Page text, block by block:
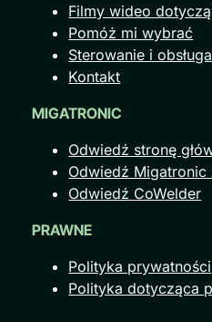
Filmy wideo
Pomóż mi wybrać
Sterowanie i obsługa
Kontakt
MIGATRONIC
Odwiedź stronę
Odwiedź Migatronic
Odwiedź CoWelder
PRAWNE
Polityka prywatności
Polityka dotycząca